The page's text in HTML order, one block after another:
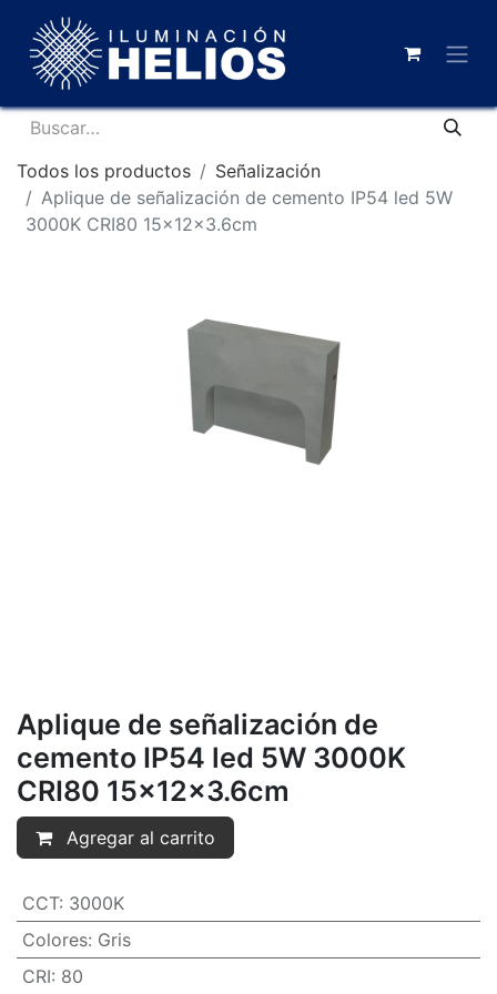
Todos los productos
Señalización
Aplique de señalización de cemento IP54 led 5W
3000K CRI80 15x12x3.6cm
Aplique de señalización de
cemento IP54 led 5W 3000K
CRI80 15x12x3.6cm
Agregar al carrito
CCT: 3000K
Colores: Gris
CRI: 80